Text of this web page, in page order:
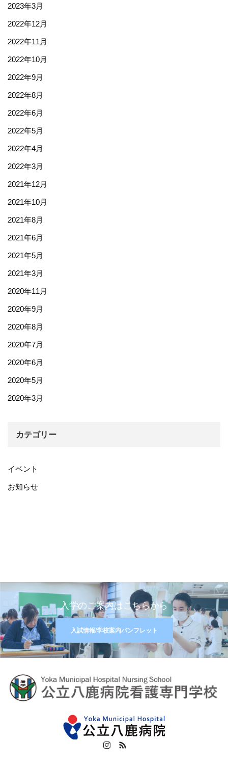
2023年3月
2022年12月
2022年11月
2022年10月
2022年9月
2022年8月
2022年6月
2022年5月
2022年4月
2022年3月
2021年12月
2021年10月
2021年8月
2021年6月
2021年5月
2021年3月
2020年11月
2020年9月
2020年8月
2020年7月
2020年6月
2020年5月
2020年3月
カテゴリー
イベント
お知らせ
入学のご案内はこちらから
入試情報/学校案内パンフレット
Instagram